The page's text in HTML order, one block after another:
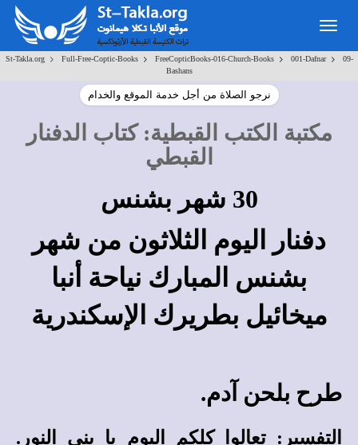
Toggle
navigation
St-Takla.org> Full-Free-Coptic-Books> FreeCopticBooks-016-Church-Books> 001-Dafnar>
09-
Bashans
نرجو الصلاة من أجل خدمة الموقع والخدام
مكتبة الكتب القبطية:كتاب الدفنار
القبطي
30 شهر بشنس
دفنار اليوم الثلاثون من شهر
بشنس المبارك نياحة أنبا
ميخائيل بطريرك الإسكندرية
طرح بلحن آدم.
التفسير: تعالوا كلكم اليوم يا بني النور.